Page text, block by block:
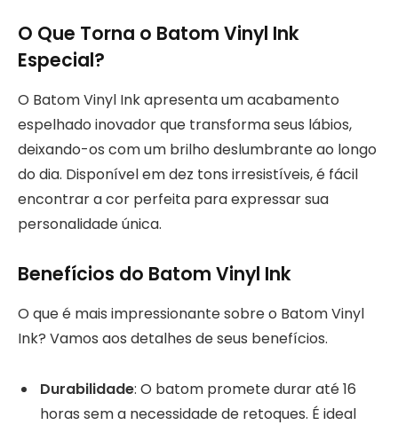
O Que Torna o Batom Vinyl Ink
Especial?
O Batom Vinyl Ink apresenta um acabamento
espelhado inovador que transforma seus lábios,
deixando-os com um brilho deslumbrante ao longo
do dia. Disponível em dez tons irresistíveis, é fácil
encontrar a cor perfeita para expressar sua
personalidade única.
Benefícios do Batom Vinyl Ink
O que é mais impressionante sobre o Batom Vinyl
Ink? Vamos aos detalhes de seus benefícios.
Durabilidade: O batom promete durar até 16
horas sem a necessidade de retoques. É ideal